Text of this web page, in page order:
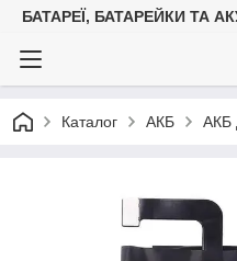
БАТАРЕЇ, БАТАРЕЙКИ ТА
Каталог АКБ АКБ